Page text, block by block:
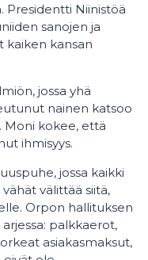
Presidentti Niinistöä
sanojen ja
kaiken kansan
jossa yhä
nainen katsoo
Moni kokee, että
ihmisyys.
jossa kaikki
välittää siitä,
Orpon hallituksen
palkkaerot,
asiakasmaksut,